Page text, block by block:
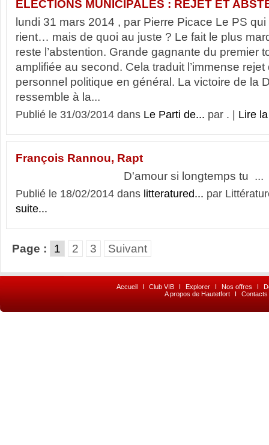
ÉLECTIONS MUNICIPALES : REJET ET
lundi 31 mars 2014 , par Pierre Picace Le PS qui
rient… mais de quoi au juste ? Le fait le plus
reste l’abstention. Grande gagnante du premier
amplifiée au second. Cela traduit l’immense
personnel politique en général. La victoire de la
ressemble à la...
Publié le 31/03/2014 dans Le Parti de... par . | Lire
François Rannou, Rapt
D'amour si longtemps tu ...
Publié le 18/02/2014 dans litteratured... par
suite...
Page : 1 2 3 Suivant
Accueil I Club VIB I Explorer I Nos offres I
A propos de Hautetfort
I Contacts